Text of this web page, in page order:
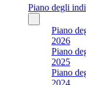
Piano degli
Piano
2026
Piano
2025
Piano
2024